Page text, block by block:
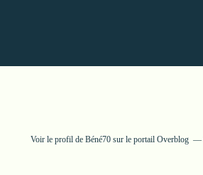
Voir le profil de Béné70sur le portail Overblog